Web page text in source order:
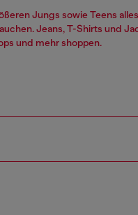
Jungs sowie Teens
Jeans, T-Shirts und
und mehr shoppen.